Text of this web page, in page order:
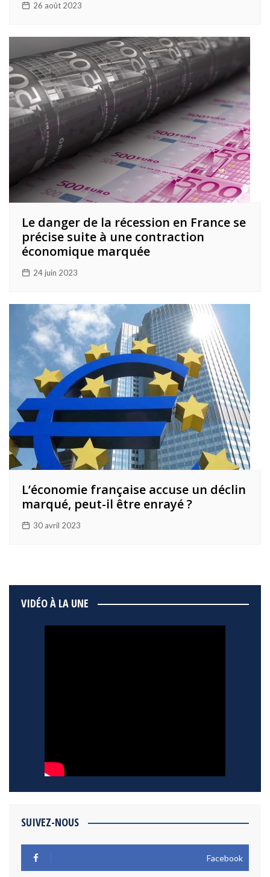
26 août 2023
Le danger de la récession en France se
précise suite à une contraction
économique marquée
24 juin 2023
L’économie française accuse un déclin
marqué, peut-il être enrayé ?
30 avril 2023
VIDÉO À LA UNE
SUIVEZ-NOUS
Facebook